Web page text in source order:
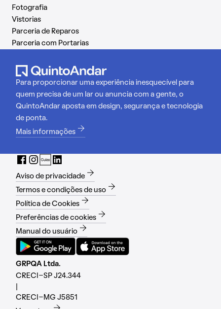
Fotografia
Vistorias
Parceria de Reparos
Parceria com Portarias
Para proporcionar uma experiência inesquecível para
quem precisa de um lar ou anuncia com a gente, o
QuintoAndar aposta em design, segurança e tecnologia
de ponta.
Mais informações
Aviso de privacidade
Termos e condições de uso
Política de Cookies
Preferências de cookies
Manual do usuário
GRPQA Ltda.
CRECI-SP J24.344
CRECI-MG J5851